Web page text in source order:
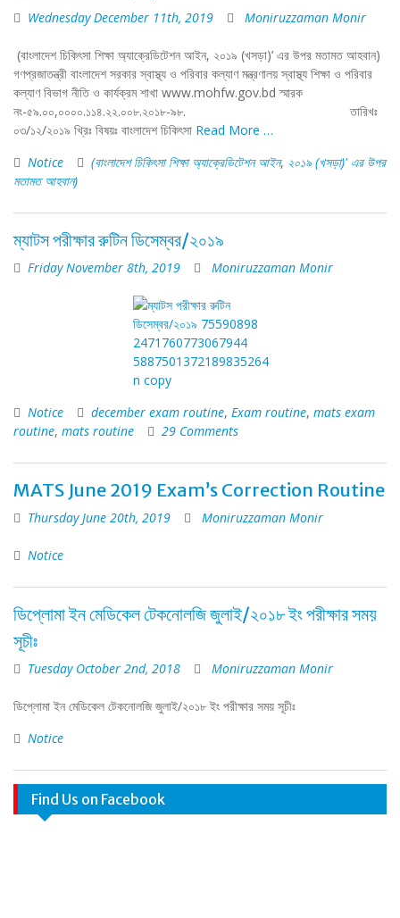
Wednesday December 11th, 2019 Moniruzzaman Monir
​ ​​(বাংলাদেশ চিকিৎসা শিক্ষা অ্যাক্রেডিটেশন আইন, ২০১৯ (খসড়া)’ এর উপর মতামত আহবান)
গণপ্রজাতন্ত্রী বাংলাদেশ সরকার স্বাস্থ্য ও পরিবার কল্যাণ মন্ত্রণালয় স্বাস্থ্য শিক্ষা ও পরিবার
কল্যাণ বিভাগ নীতি ও কার্যক্রম শাখা www.mohfw.gov.bd স্মারক
নং-৫৯.০০,০০০০.১১৪.২২.০০৮.২০১৮-৯৮. তারিখঃ
০৩/১২/২০১৯ খ্রিঃ বিষয়ঃ বাংলাদেশ চিকিৎসা Read More …
Notice
(বাংলাদেশ চিকিৎসা শিক্ষা অ্যাক্রেডিটেশন আইন, ২০১৯ (খসড়া)' এর উপর
মতামত আহবান)
ম্যাটস পরীক্ষার রুটিন ডিসেম্বর/২০১৯
Friday November 8th, 2019 Moniruzzaman Monir
Notice december exam routine, Exam routine, mats exam
routine, mats routine 29 Comments
MATS June 2019 Exam’s Correction Routine
Thursday June 20th, 2019 Moniruzzaman Monir
Notice
ডিপ্লোমা ইন মেডিকেল টেকনোলজি জুলাই/২০১৮ ইং পরীক্ষার সময়
সূচীঃ
Tuesday October 2nd, 2018 Moniruzzaman Monir
ডিপ্লোমা ইন মেডিকেল টেকনোলজি জুলাই/২০১৮ ইং পরীক্ষার সময় সূচীঃ
Notice
Find Us on Facebook